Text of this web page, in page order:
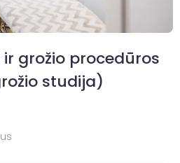
grožio procedūros
studija)